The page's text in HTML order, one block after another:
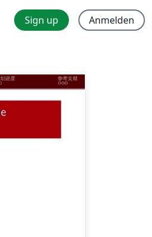
Sign up Anmelden